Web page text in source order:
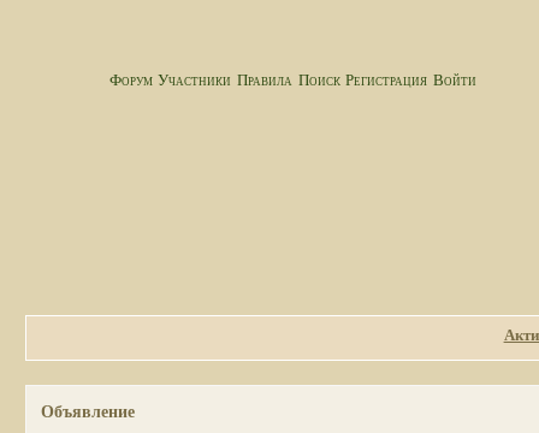
Форум Участники Правила Поиск Регистрация Войти
Объявление